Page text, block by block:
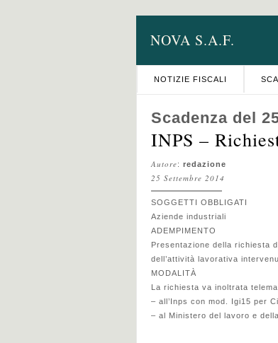
NOVA S.A.F.
NOTIZIE FISCALI
Scadenza del
INPS –
Autore: redazione
25 Settembre 2014
SOGGETTI OBBLIGATI
Aziende industriali
ADEMPIMENTO
Presentazione della richiesta
dell’attività lavorativa
MODALITÀ
La richiesta va inoltrata
– all’Inps con mod. Igi15 per
– al Ministero del lavoro e